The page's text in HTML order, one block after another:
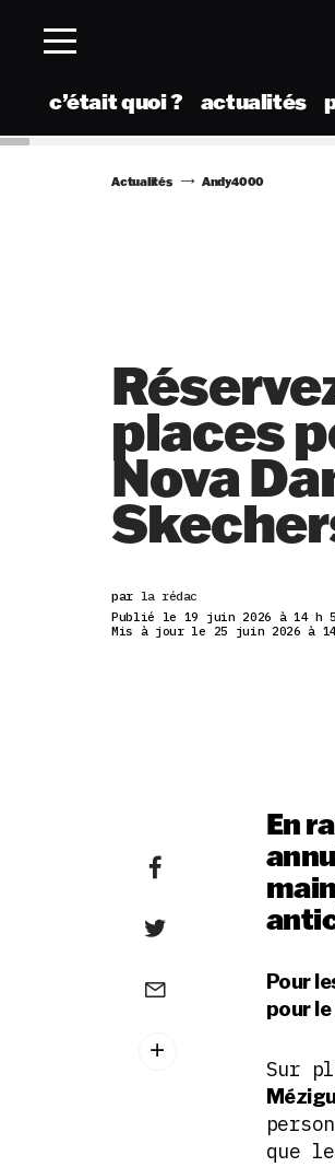
c’était quoi ? actualités
Actualités Andy4000
places
Nova
par la rédac
Publié le 19 juin 2026 à 14 h
Mis à jour le 25 juin 2026 à
En
Pour
pour le
Sur
que